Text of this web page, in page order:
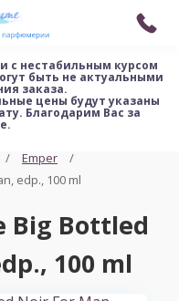
с нестабильным курсом
быть не актуальными
заказа.
цены будут указаны
Благодарим Вас за
Emper
edp., 100 ml
Big Bottled
100 ml